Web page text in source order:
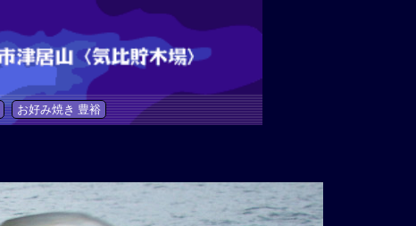
お好み焼き 豊裕